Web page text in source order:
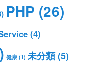
PHP (26)
(4)
健康 (1) 未分類(5)